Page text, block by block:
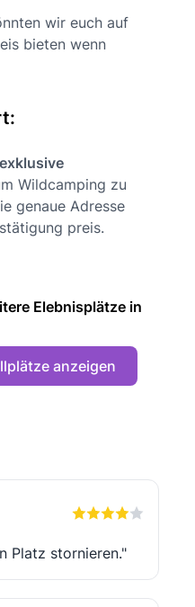
wir euch auf
bieten wenn
exklusive
Wildcamping zu
genaue Adresse
preis.
Elebnisplätze in
anzeigen
Platz stornieren."